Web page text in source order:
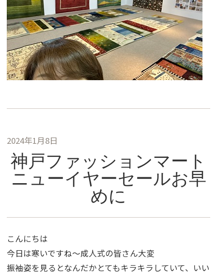
2024年1月8日
神戸ファッションマート
ニューイヤーセールお早
めに
こんにちは
今日は寒いですね～成人式の皆さん大変
振袖姿を見るとなんだかとてもキラキラしていて、いい